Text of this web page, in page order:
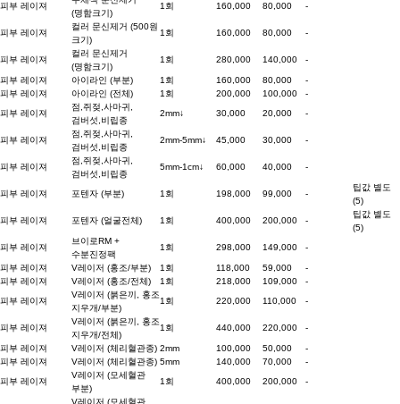
피부 레이져
(명함크기)
1회 160,000 80,000 -
피부 레이져
컬러 문신제거 (500원
크기)
1회 160,000 80,000 -
피부 레이져
컬러 문신제거
(명함크기)
1회 280,000 140,000 -
피부 레이져 아이라인 (부분) 1회 160,000 80,000
-
피부 레이져
아이라인 (전체) 1회 200,000 100,000
-
피부 레이져
점,쥐젖,사마귀,
검버섯,비립종
2mm↓ 30,000 20,000 -
피부 레이져
점,쥐젖,사마귀,
검버섯,비립종
2mm-5mm↓ 45,000 30,000 -
피부 레이져
점,쥐젖,사마귀,
검버섯,비립종
5mm-1cm↓ 60,000 40,000 -
피부 레이져 포텐자 (부분) 1회 198,000 99,000 -
팁값 별도
(5)
피부 레이져
포텐자 (얼굴전체) 1회 400,000 200,000 -
팁값 별도
(5)
피부 레이져
브이로RM +
수분진정팩
1회 298,000 149,000 -
피부 레이져 V레이저 (홍조/부분) 1회 118,000 59,000
-
피부 레이져
V레이저 (홍조/전체) 1회 218,000 109,000
-
피부 레이져
V레이저 (붉은끼, 홍조
지우개/부분)
1회 220,000 110,000 -
피부 레이져
V레이저 (붉은끼, 홍조
지우개/전체)
1회 440,000 220,000 -
피부 레이져 V레이저 (체리혈관종) 2mm 100,000 50,000
-
피부 레이져
V레이저 (체리혈관종) 5mm 140,000 70,000
-
피부 레이져
V레이저 (모세혈관
부분)
1회 400,000 200,000 -
V레이저 (모세혈관